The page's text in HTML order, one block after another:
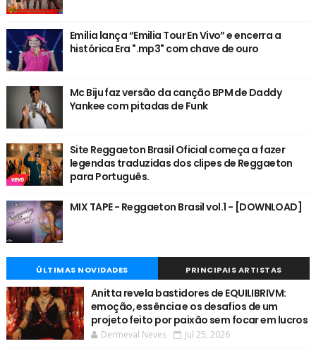
Emilia lança “Emilia Tour En Vivo” e encerra a
histórica Era ".mp3" com chave de ouro
Mc Biju faz versão da canção BPM de Daddy
Yankee com pitadas de Funk
Site Reggaeton Brasil Oficial começa a fazer
legendas traduzidas dos clipes de Reggaeton
para Português.
MIX TAPE - Reggaeton Brasil vol.1 - [DOWNLOAD]
ÚLTIMAS NOVIDADES PRINCIPAIS ARTISTAS
Anitta revela bastidores de EQUILIBRIVM:
emoção, essência e os desafios de um
projeto feito por paixão sem focar em lucros
Dermeval Neves Jul 25, 2026